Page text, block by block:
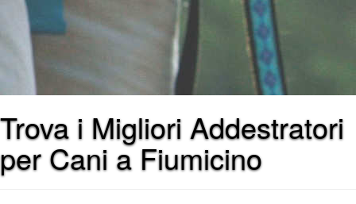
Trova i Migliori Addestratori
per Cani a Fiumicino